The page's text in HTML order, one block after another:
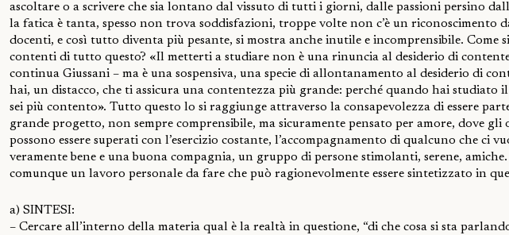
ascoltare o a scrivere che sia lontano dal vissuto di tutti i giorni, dalle passioni persino
la fatica è tanta, spesso non trova soddisfazioni, troppe volte non c’è un riconoscimento
docenti, e così tutto diventa più pesante, si mostra anche inutile e incomprensibile. Come si
contenti di tutto questo? «Il metterti a studiare non è una rinuncia al desiderio di
continua Giussani – ma è una sospensiva, una specie di allontanamento al desiderio di
hai, un distacco, che ti assicura una contentezza più grande: perché quando hai studiato
sei più contento». Tutto questo lo si raggiunge attraverso la consapevolezza di essere
grande progetto, non sempre comprensibile, ma sicuramente pensato per amore, dove gli
possono essere superati con l’esercizio costante, l’accompagnamento di qualcuno che ci
veramente bene e una buona compagnia, un gruppo di persone stimolanti, serene, amiche.
comunque un lavoro personale da fare che può ragionevolmente essere sintetizzato in
a) SINTESI:
– Cercare all’interno della materia qual è la realtà in questione, “di che cosa si sta